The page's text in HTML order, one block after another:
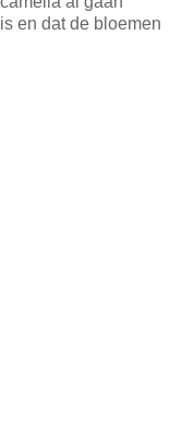
en dat de bloemen